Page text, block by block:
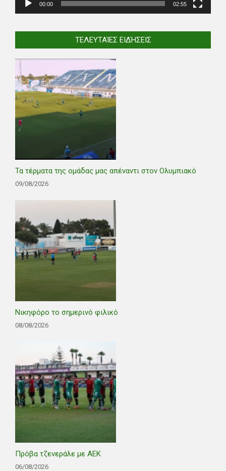
00:00 02:55
ΤΕΛΕΥΤΑΊΕΣ ΕΙΔΉΣΕΙΣ
Τα τέρματα της ομάδας μας απέναντι στον Ολυμπιακό
09/08/2026
Νικηφόρο το σημερινό φιλικό
08/08/2026
Πρόβα τζενεράλε με ΑΕΚ
06/08/2026